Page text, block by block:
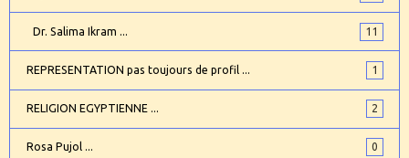
Dr. Salima Ikram ... 11
REPRESENTATION pas toujours de profil ... 1
RELIGION EGYPTIENNE ... 2
Rosa Pujol ... 0